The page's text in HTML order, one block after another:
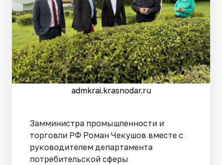
admkrai.krasnodar.ru
Замминистра промышленности и
торговли РФ Роман Чекушов вместе с
руководителем департамента
потребительской сферы